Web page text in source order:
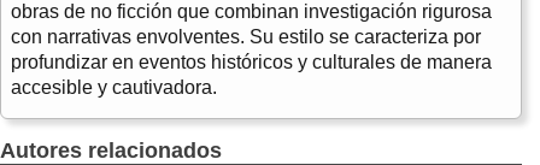
obras de no ficción que combinan investigación rigurosa
con narrativas envolventes. Su estilo se caracteriza por
profundizar en eventos históricos y culturales de manera
accesible y cautivadora.
Autores relacionados